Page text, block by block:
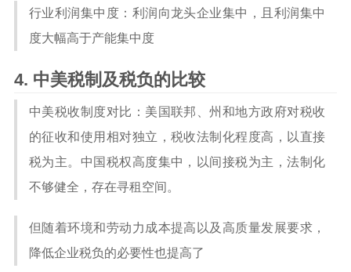
行业利润集中度：利润向龙头企业集中，且利润集中
度大幅高于产能集中度
中美税制及税负的比较
中美税收制度对比：美国联邦、州和地方政府对税收
的征收和使用相对独立，税收法制化程度高，以直接
税为主。中国税权高度集中，以间接税为主，法制化
不够健全，存在寻租空间。
但随着环境和劳动力成本提高以及高质量发展要求，
降低企业税负的必要性也提高了